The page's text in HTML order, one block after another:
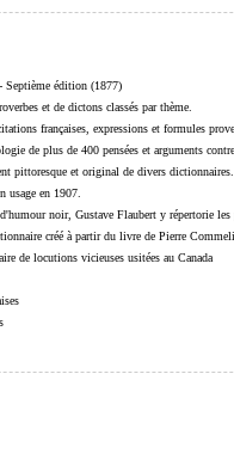
Septième édition (1877)
et de dictons classés par thème.
françaises, expressions et formules
de plus de 400 pensées et arguments
pittoresque et original de divers dictionnaires.
usage en 1907.
noir, Gustave Flaubert y répertorie les
créé à partir du livre de Pierre
de locutions vicieuses usitées au Canada